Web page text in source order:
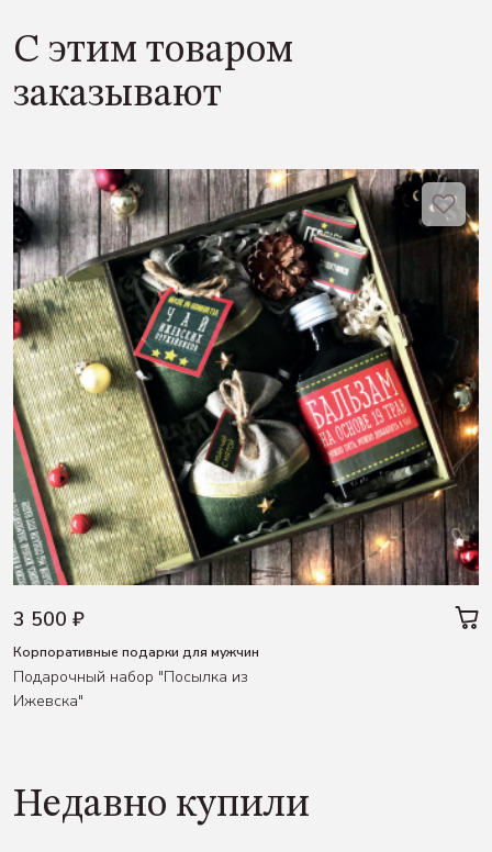
С этим товаром
заказывают
3 500 ₽
Корпоративные подарки для мужчин
Подарочный набор "Посылка из
Ижевска"
Недавно купили